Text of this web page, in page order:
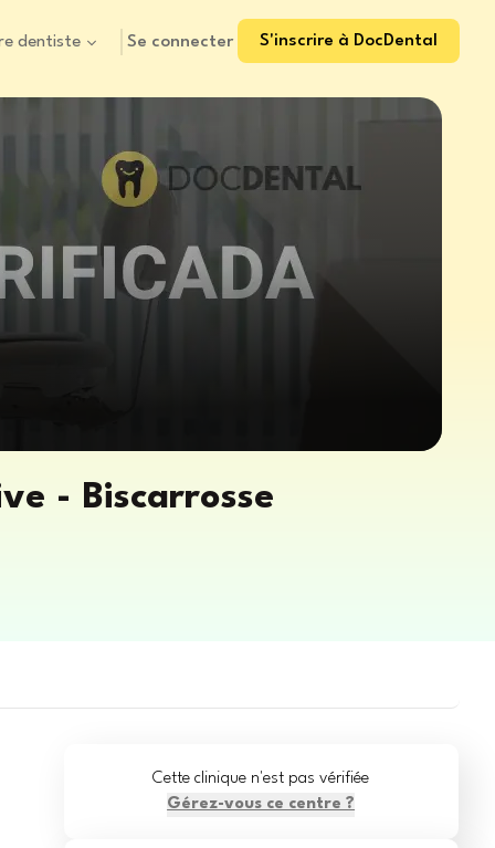
dentiste Se connecter S'inscrire à DocDental
- Biscarrosse
Cette clinique n'est pas vérifiée
Gérez-vous ce centre ?